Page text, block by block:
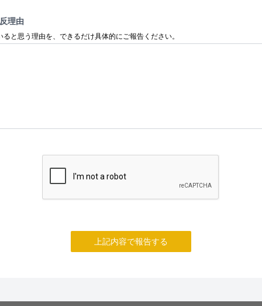
理由
ると思う理由を、できるだけ具体的にご報告ください。
上記内容で報告する